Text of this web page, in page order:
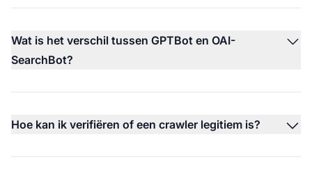
Wat is het verschil tussen GPTBot en OAI-
SearchBot?
Hoe kan ik verifiëren of een crawler legitiem is?